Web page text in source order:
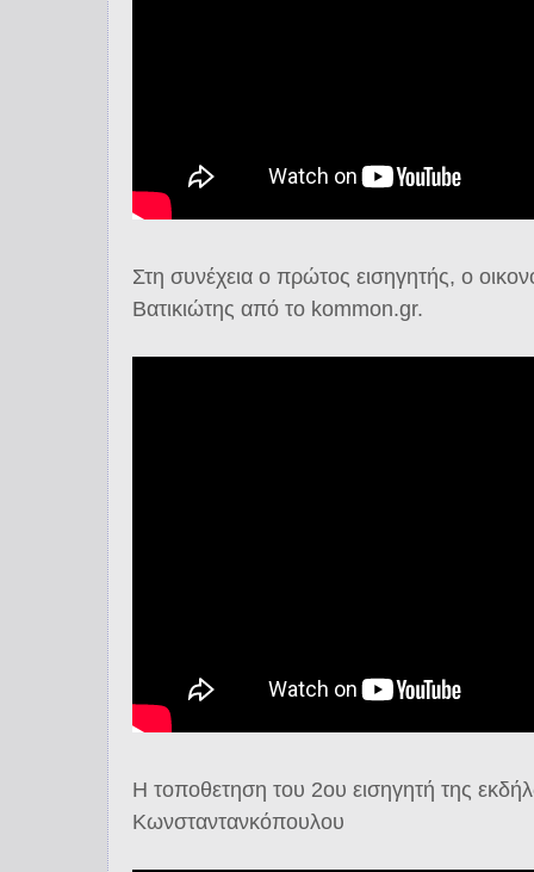
Στη συνέχεια ο πρώτος εισηγητής, ο
Βατικιώτης από το kommon.gr.
Η τοποθετηση του 2ου εισηγητή της
Κωνσταντανκόπουλου